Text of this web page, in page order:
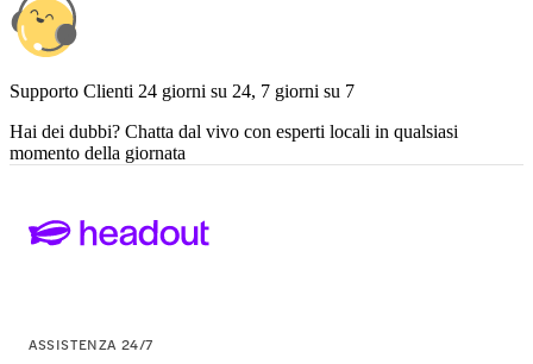
Supporto Clienti 24 giorni su 24, 7 giorni su 7
Hai dei dubbi? Chatta dal vivo con esperti locali in qualsiasi
momento della giornata
ASSISTENZA 24/7